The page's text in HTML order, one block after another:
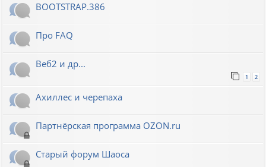
BOOTSTRAP.386
Про FAQ
Веб2 и др...
1 2
Ахиллес и черепаха
Партнёрская программа OZON.ru
Старый форум Шаоса